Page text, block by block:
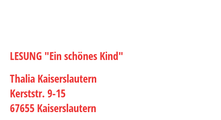
LESUNG "Ein schönes Kind"
Thalia Kaiserslautern
Kerststr. 9-15
67655 Kaiserslautern